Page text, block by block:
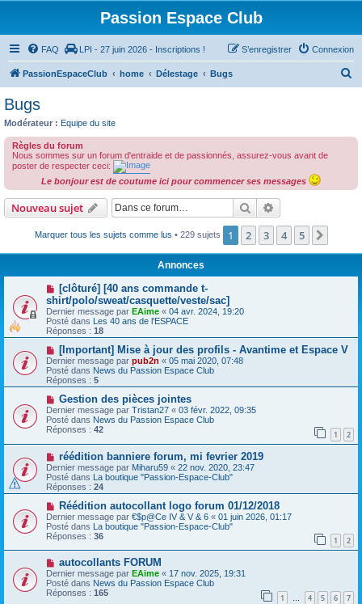
Passion Espace Club
FAQ LPI - 27 juin 2026 - Inscriptions ! Connexion
S’enregistrer
PassionEspaceClub home Délestage Bugs
c
Bugs
Modérateur : Equipe du site
Règles du forum
Nous sommes sur un forum d'entraide et de passionnés, assurez-vous avant de
poster de respecter ceci:
Le bonjour est de coutume ici pour commencer ses messages
Nouveau sujet Rechercher
Marquer tous les sujets comme lus • 229 sujets 1 2 3 4 5
Annonces
[clôturé] [40 ans commande t-
shirt/polo/sweat/casquette/veste/sac]
Dernier message par EAime « 04 avr. 2024, 19:20
Posté dans Les 40 ans de l'ESPACE
Réponses : 18
[Important] Mise à jour des profils - Avantime et Espace V
Dernier message par pub2n « 05 mai 2020, 07:48
Posté dans News du Passion Espace Club
Réponses : 5
Gestion des pièces jointes
Dernier message par Tristan27 « 03 févr. 2022, 09:35
Posté dans News du Passion Espace Club
Réponses : 42 1 2
réédition banniere forum, mi fevrier 2019
Dernier message par Miharu59 « 22 nov. 2020, 23:47
Posté dans La boutique "Passion-Espace-Club"
Réponses : 24
Réédition autocollant logo forum 01/12/2018
Dernier message par €$p@Ce IV & V & 6 « 01 juin 2026, 01:17
Posté dans La boutique "Passion-Espace-Club"
Réponses : 36 1 2
autocollants FORUM
Dernier message par EAime « 17 nov. 2025, 19:31
Posté dans News du Passion Espace Club
Réponses : 165 1 … 4 5 6 7